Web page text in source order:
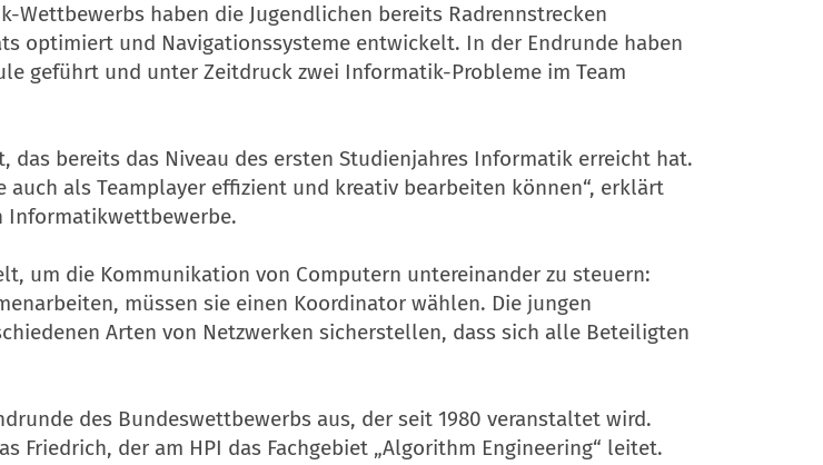
haben die Jugendlichen bereits Radrennstrecken
optimiert und Navigationssysteme entwickelt. In der Endrunde haben
geführt und unter Zeitdruck zwei Informatik-Probleme im Team
das bereits das Niveau des ersten Studienjahres Informatik erreicht hat.
als Teamplayer effizient und kreativ bearbeiten können“, erklärt
Informatikwettbewerbe.
um die Kommunikation von Computern untereinander zu steuern:
müssen sie einen Koordinator wählen. Die jungen
Arten von Netzwerken sicherstellen, dass sich alle Beteiligten
des Bundeswettbewerbs aus, der seit 1980 veranstaltet wird.
Friedrich, der am HPI das Fachgebiet „Algorithm Engineering“ leitet.